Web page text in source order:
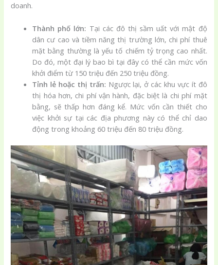
doanh.
Thành phố lớn: Tại các đô thị sầm uất với mật độ
dân cư cao và tiềm năng thị trường lớn, chi phí thuê
mặt bằng thường là yếu tố chiếm tỷ trọng cao nhất.
Do đó, một đại lý bao bì tại đây có thể cần mức vốn
khởi điểm từ 150 triệu đến 250 triệu đồng.
Tỉnh lẻ hoặc thị trấn: Ngược lại, ở các khu vực ít đô
thị hóa hơn, chi phí vận hành, đặc biệt là chi phí mặt
bằng, sẽ thấp hơn đáng kể. Mức vốn cần thiết cho
việc khởi sự tại các địa phương này có thể chỉ dao
động trong khoảng 60 triệu đến 80 triệu đồng.